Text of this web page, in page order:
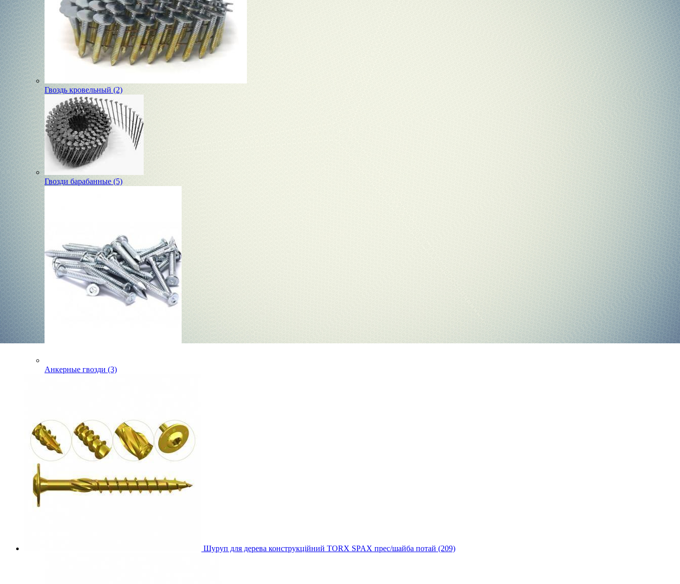
Гвоздь кровельный (2)
Гвозди барабанные (5)
Анкерные гвозди (3)
Шуруп для дерева конструкційний TORX SPAX прес/шайба потай (209)